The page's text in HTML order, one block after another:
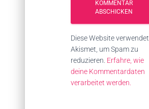
Diese Website verwendet
Akismet, um Spam zu
reduzieren. Erfahre, wie
deine Kommentardaten
verarbeitet werden.